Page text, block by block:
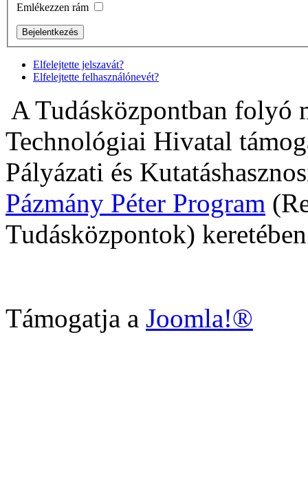
Emlékezzen rám
Elfelejtette jelszavát?
Elfelejtette felhasználónevét?
A Tudásközpontban folyó
Technológiai Hivatal
Pályázati és
Pázmány Péter Program
Tudásközpontok)
Támogatja a Joomla!®